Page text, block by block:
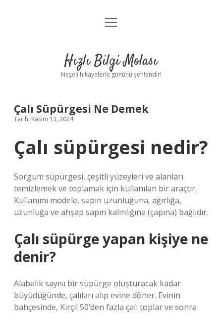
Anasayfa
Yasal Uyarı
menüyü
Hızlı Bilgi Molası
Neşeli hikayelerle gününü şenlendir!
Çalı Süpürgesi Ne Demek
Tarih: Kasım 13, 2024
Çalı süpürgesi nedir?
Sorgum süpürgesi, çeşitli yüzeyleri ve alanları
temizlemek ve toplamak için kullanılan bir araçtır.
Kullanımı modele, sapın uzunluğuna, ağırlığa,
uzunluğa ve ahşap sapın kalınlığına (çapına) bağlıdır.
Çalı süpürge yapan kişiye ne
denir?
Alabalık sayısı bir süpürge oluşturacak kadar
büyüdüğünde, çalıları alıp evine döner. Evinin
bahçesinde, Kırçıl 50’den fazla çalı toplar ve sonra